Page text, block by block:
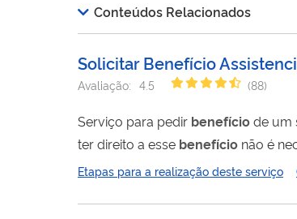
Conteúdos Relacionados
Solicitar Benefício
Avaliação: 4.5 (88)
Serviço para pedir benefíciode um
ter direito a esse benefício não é
pensão por morte.
Etapas para a realização deste serviço